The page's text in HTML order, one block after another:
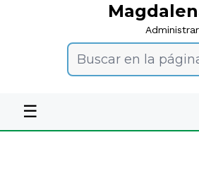
Buscar en la
☰